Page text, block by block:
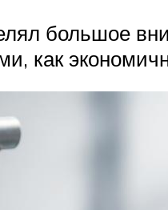
большое
как